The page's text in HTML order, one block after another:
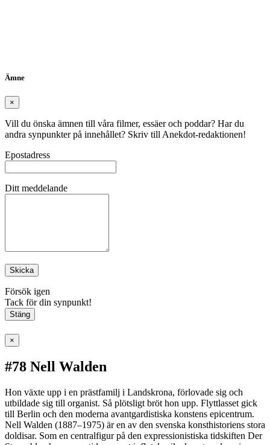
Ämne
×
Vill du önska ämnen till våra filmer, essäer och poddar? Har du
andra synpunkter på innehållet? Skriv till Anekdot-redaktionen!
Epostadress
Ditt meddelande
Skicka
Försök igen
Tack för din synpunkt!
Stäng
×
#78 Nell Walden
Hon växte upp i en prästfamilj i Landskrona, förlovade sig och
utbildade sig till organist. Så plötsligt bröt hon upp. Flyttlasset gick
till Berlin och den moderna avantgardistiska konstens epicentrum.
Nell Walden (1887–1975) är en av den svenska konsthistoriens stora
doldisar. Som en centralfigur på den expressionistiska tidskiften Der